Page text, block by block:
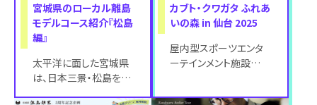
宮城県のローカル離島
モデルコース紹介『松島
編』
太平洋に面した宮城県
は、日本三景・松島をは
カブト・クワガタ ふれあ
いの森 in 仙台 2025
屋内型スポーツエンタ
ーテインメント施設